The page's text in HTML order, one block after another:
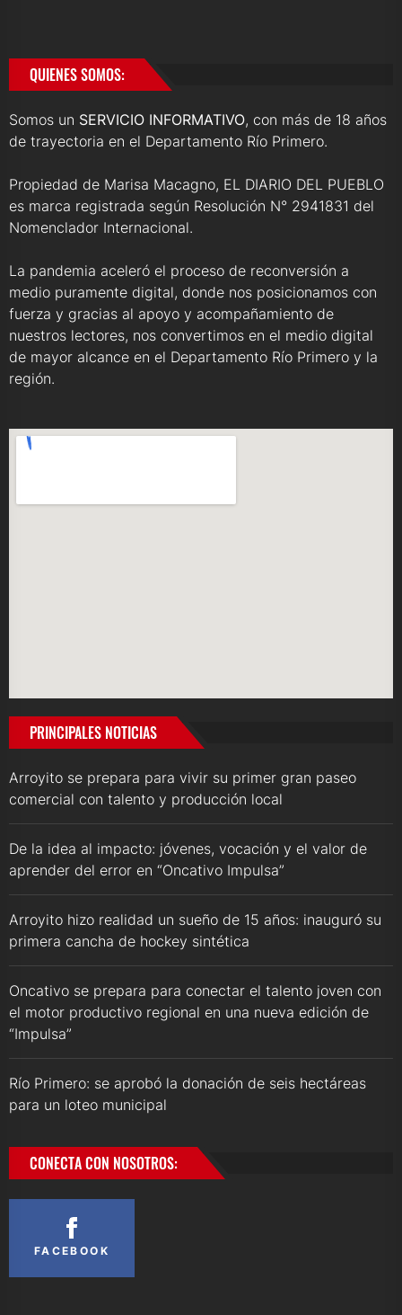
QUIENES SOMOS:
Somos un SERVICIO INFORMATIVO, con más de 18 años
de trayectoria en el Departamento Río Primero.
Propiedad de Marisa Macagno, EL DIARIO DEL PUEBLO
es marca registrada según Resolución N° 2941831 del
Nomenclador Internacional.
La pandemia aceleró el proceso de reconversión a
medio puramente digital, donde nos posicionamos con
fuerza y gracias al apoyo y acompañamiento de
nuestros lectores, nos convertimos en el medio digital
de mayor alcance en el Departamento Río Primero y la
región.
PRINCIPALES NOTICIAS
Arroyito se prepara para vivir su primer gran paseo
comercial con talento y producción local
De la idea al impacto: jóvenes, vocación y el valor de
aprender del error en “Oncativo Impulsa”
Arroyito hizo realidad un sueño de 15 años: inauguró su
primera cancha de hockey sintética
Oncativo se prepara para conectar el talento joven con
el motor productivo regional en una nueva edición de
“Impulsa”
Río Primero: se aprobó la donación de seis hectáreas
para un loteo municipal
CONECTA CON NOSOTROS:
FACEBOOK